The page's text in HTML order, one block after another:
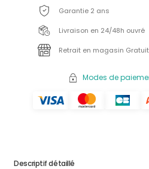
Garantie 2 ans
Livraison en 24/48h ouvré
Retrait en magasin Gratuit
Modes de
Descriptif détaillé